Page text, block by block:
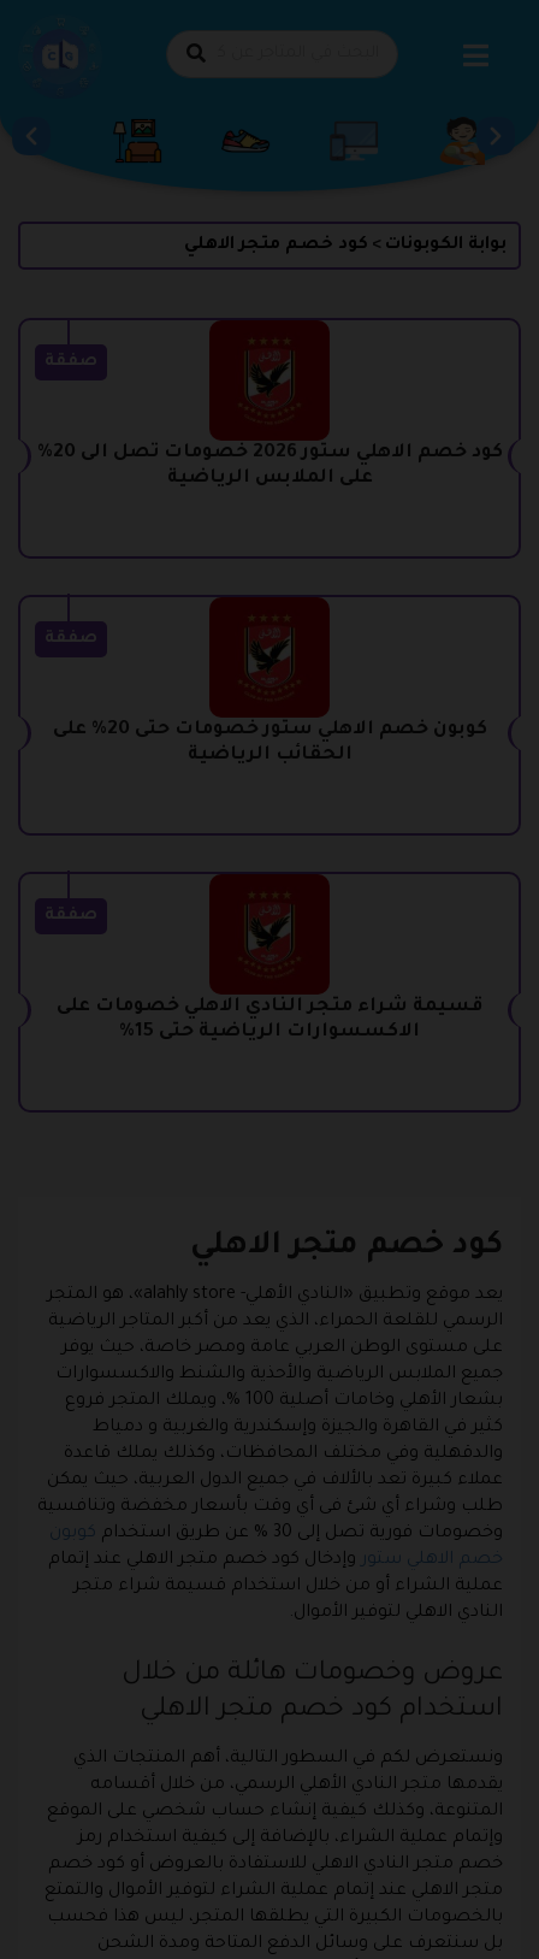
بوابة الكوبونات > كود خصم متجر الاهلي
صفقة
كود خصم الاهلي ستور 2026 خصومات تصل الى 20%
على الملابس الرياضية
صفقة
كوبون خصم الاهلي ستور خصومات حتى 20% على
الحقائب الرياضية
صفقة
قسيمة شراء متجر النادي الاهلي خصومات على
الاكسسوارات الرياضية حتى 15%
كود خصم متجر الاهلي
يعد موقع وتطبيق «النادي الأهلي- alahly store»، هو المتجر
الرسمي للقلعة الحمراء، الذي يعد من أكبر المتاجر الرياضية
على مستوى الوطن العربي عامة ومصر خاصة، حيث يوفر
جميع الملابس الرياضية والأحذية والشنط والاكسسوارات
بشعار الأهلي وخامات أصلية 100 %، ويملك المتجر فروع
كثير في القاهرة والجيزة وإسكندرية والغربية و دمياط
والدقهلية وفي مختلف المحافظات، وكذلك يملك قاعدة
عملاء كبيرة تعد بالألاف في جميع الدول العربية، حيث يمكن
طلب وشراء أي شئ فى أي وقت بأسعار مخفضة وتنافسية
وخصومات فورية تصل إلى 30 % عن طريق استخدام
كوبون
خصم الاهلي ستور وإدخال كود خصم متجر الاهلي عند إتمام
عملية الشراء أو من خلال استخدام قسيمة شراء متجر
النادي الاهلي لتوفير الأموال.
عروض وخصومات هائلة من خلال
استخدام كود خصم متجر الاهلي
ونستعرض لكم في السطور التالية، أهم المنتجات الذي
يقدمها متجر النادي الأهلي الرسمي، من خلال أقسامه
المتنوعة، وكذلك كيفية إنشاء حساب شخصي على الموقع
وإتمام عملية الشراء، بالإضافة إلى كيفية استخدام رمز
خصم متجر النادي الاهلي للاستفادة بالعروض أو كود خصم
متجر الاهلي عند إتمام عملية الشراء لتوفير الأموال والتمتع
بالخصومات الكبيرة التي يطلقها المتجر، ليس هذا فحسب
بل سنتعرف على وسائل الدفع المتاحة ومدة الشحن